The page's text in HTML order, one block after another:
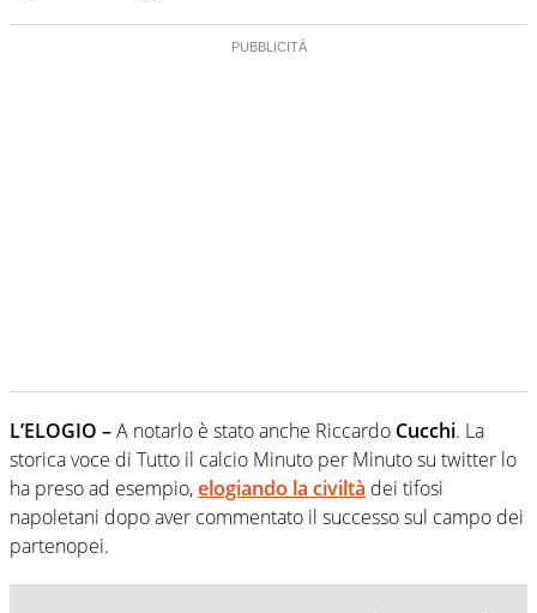
L’ELOGIO –A notarlo è stato anche Riccardo Cucchi. La
storica voce di Tutto il calcio Minuto per Minuto su twitter lo
ha preso ad esempio,elogiando la civiltà dei tifosi
napoletani dopo aver commentato il successo sul campo dei
partenopei.